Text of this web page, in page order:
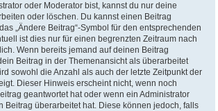
oder Moderator bist, kannst du nur deine
oder löschen. Du kannst einen Beitrag
„Ändere Beitrag“-Symbol für den entsprechenden
ist dies nur für einen begrenzten Zeitraum nach
Wenn bereits jemand auf deinen Beitrag
Beitrag in der Themenansicht als überarbeitet
sowohl die Anzahl als auch der letzte Zeitpunkt der
Dieser Hinweis erscheint nicht, wenn noch
geantwortet hat oder wenn ein Administrator
Beitrag überarbeitet hat. Diese können jedoch, falls